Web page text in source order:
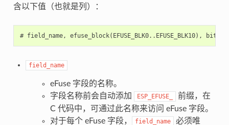
含以下值（也就是列）：
field_name
eFuse 字段的名称。
字段名称前会自动添加
ESP_EFUSE_
前缀，在
C 代码中，可通过此名称来访问 eFuse 字段。
对于每个 eFuse 字段，
field_name
必须唯